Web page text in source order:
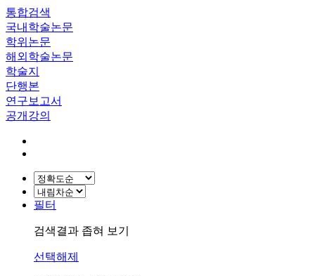
통합검색
국내학술논문
학위논문
해외학술논문
학술지
단행본
연구보고서
공개강의
필터
검색결과 좁혀 보기
선택해제